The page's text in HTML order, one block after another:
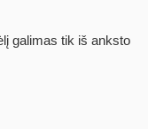
galimas tik iš anksto